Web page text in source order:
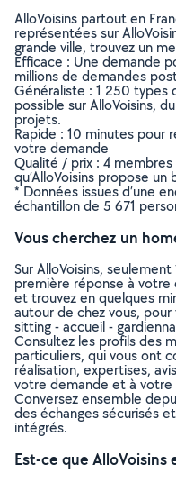
AlloVoisins partout en
représentées sur
grande ville, trouvez un
Efficace : Une demande
millions de demandes
Généraliste : 1 250
possible sur AlloVoisins,
projets.
Rapide : 10 minutes pour
votre demande
Qualité / prix : 4
qu’AlloVoisins propose
* Données issues d’une
échantillon de 5 671
Vous cherchez un
Sur AlloVoisins,
première réponse à
et trouvez en quelques
autour de chez vous,
sitting - accueil -
Consultez les profils des
particuliers, qui vous ont
réalisation, expertises,
votre demande et à votre
Conversez ensemble
des échanges sécurisés
intégrés.
Est-ce que AlloVoisins